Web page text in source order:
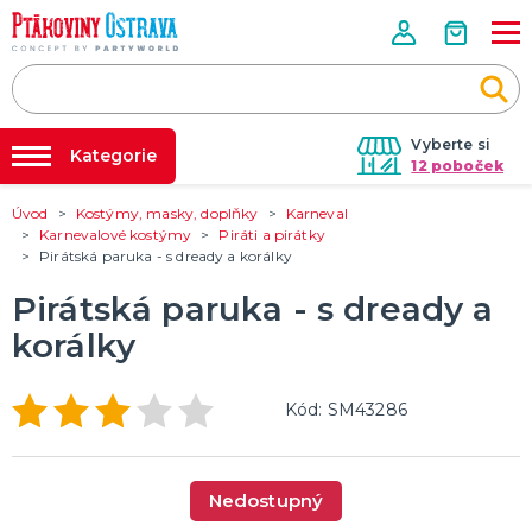
Vyberte si
12 poboček
Půjčovna kostýmů
Párty výzdoba na klíč
Nafukování balónků
Prodejny
Párty Blog
Kategorie
PÁRTY VÝZDOBA
Tématické párty
Pozvánky
Dětská párty
Párty a oslavy dle typu
Dekorace a doplňky
EKO produkty
Balení dárků
Balónky a hélium
DALŠÍ KATEGORIE
Valentýn
Úvod Kostýmy, masky, doplňky
Karneval
Karnevalové kostýmy
Piráti a pirátky
Pirátská paruka - s dready a korálky
Pirátská paruka - s dready a
korálky
Kód: SM43286
Nedostupný